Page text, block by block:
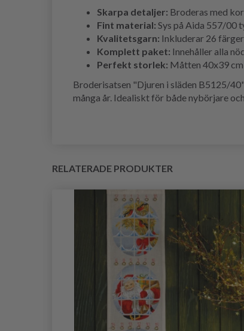
Skarpa detaljer: Broderas med
Fint material: Sys på Aida 557/00
Kvalitetsgarn: Inkluderar 26
Komplett paket: Innehåller alla
Perfekt storlek: Måtten 40x39
Broderisatsen "Djuren i släden B5125/
många år. Idealiskt för både nybörjare
RELATERADE PRODUKTER